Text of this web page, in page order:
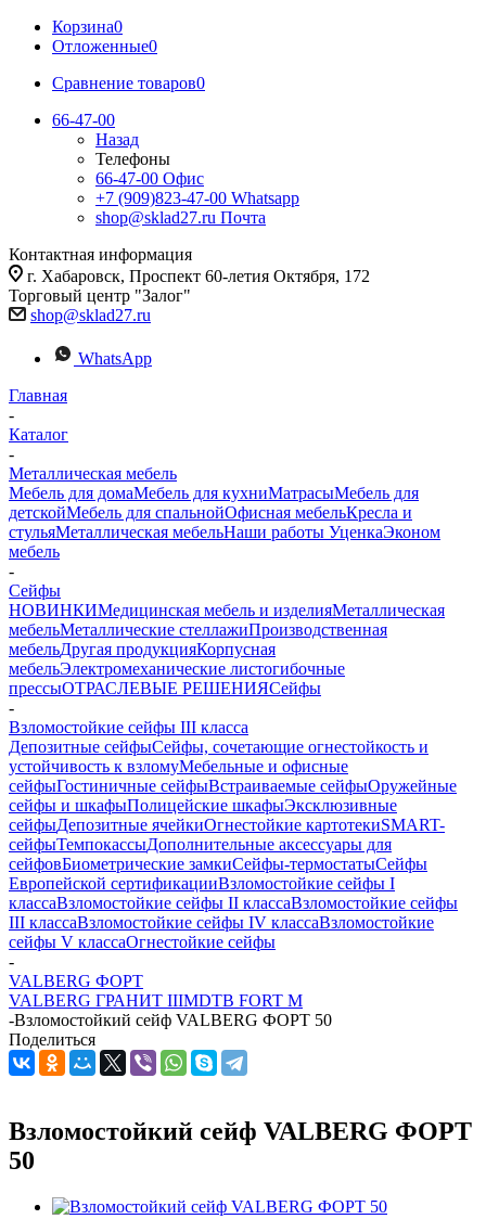
Корзина0
Отложенные0
Сравнение товаров0
66-47-00
Назад
Телефоны
66-47-00 Офис
+7 (909)823-47-00 Whatsapp
shop@sklad27.ru Почта
Контактная информация
г. Хабаровск, Проспект 60-летия Октября, 172
Торговый центр "Залог"
shop@sklad27.ru
WhatsApp
Главная
-
Каталог
-
Металлическая мебель
Мебель для домаМебель для кухниМатраcыМебель для
детскойМебель для спальнойОфисная мебельКресла и
стульяМеталлическая мебельНаши работы УценкаЭконом
мебель
-
Сейфы
НОВИНКИМедицинская мебель и изделияМеталлическая
мебельМеталлические стеллажиПроизводственная
мебельДругая продукцияКорпусная
мебельЭлектромеханические листогибочные
прессыОТРАСЛЕВЫЕ РЕШЕНИЯСейфы
-
Взломостойкие сейфы III класса
Депозитные сейфыСейфы, сочетающие огнестойкость и
устойчивость к взломуМебельные и офисные
сейфыГостиничные сейфыВстраиваемые сейфыОружейные
сейфы и шкафыПолицейские шкафыЭксклюзивные
сейфыДепозитные ячейкиОгнестойкие картотекиSMART-
сейфыТемпокассыДополнительные аксессуары для
сейфовБиометрические замкиСейфы-термостатыСейфы
Европейской сертификацииВзломостойкие сейфы I
классаВзломостойкие сейфы II классаВзломостойкие сейфы
III классаВзломостойкие сейфы IV классаВзломостойкие
сейфы V классаОгнестойкие сейфы
-
VALBERG ФОРТ
VALBERG ГРАНИТ IIIMDTB FORT M
-Взломостойкий сейф VALBERG ФОРТ 50
Поделиться
Взломостойкий сейф VALBERG ФОРТ
50